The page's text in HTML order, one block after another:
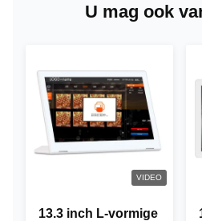
U mag ook
VIDEO
13.3 inch L-vormige